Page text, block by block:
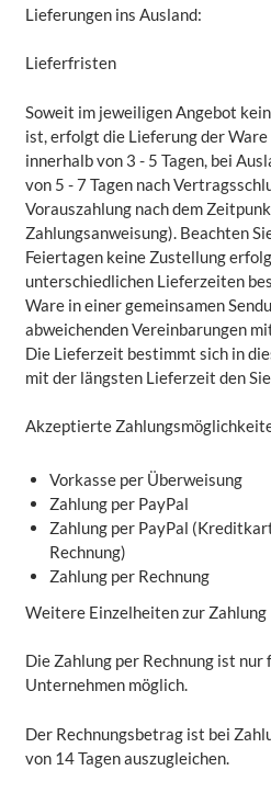
Lieferungen ins Ausland:
Lieferfristen
Soweit im jeweiligen Angebot
ist, erfolgt die Lieferung der
innerhalb von 3 - 5 Tagen, bei
von 5 - 7 Tagen nach
Vorauszahlung nach dem
Zahlungsanweisung). Beachten
Feiertagen keine Zustellung
unterschiedlichen Lieferzeiten
Ware in einer gemeinsamen
abweichenden Vereinbarungen
Die Lieferzeit bestimmt sich in
mit der längsten Lieferzeit den
Akzeptierte
Vorkasse per Überweisung
Zahlung per PayPal
Zahlung per PayPal
Rechnung)
Zahlung per Rechnung
Weitere Einzelheiten zur Zahlung
Die Zahlung per Rechnung ist nur
Unternehmen möglich.
Der Rechnungsbetrag ist bei
von 14 Tagen auszugleichen.